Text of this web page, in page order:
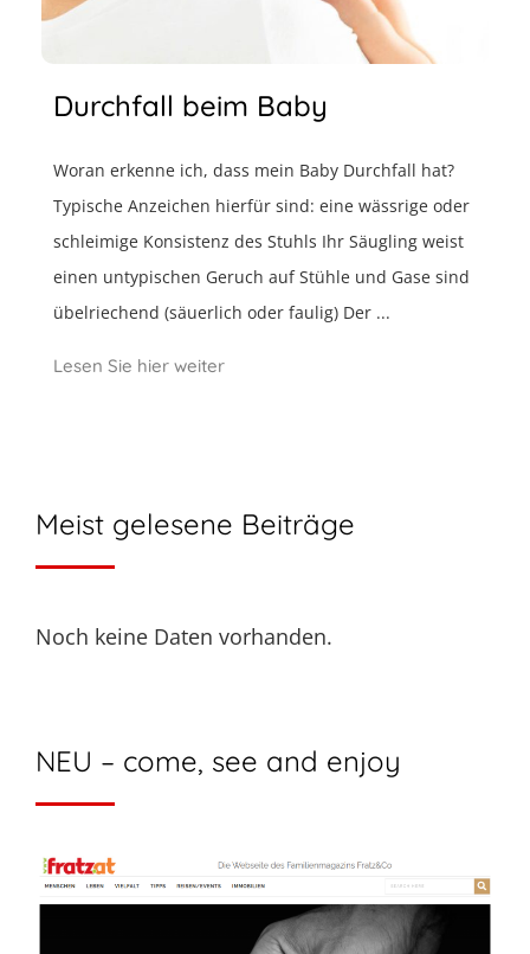
Durchfall beim Baby
Woran erkenne ich, dass mein Baby Durchfall hat?
Typische Anzeichen hierfür sind: eine wässrige oder
schleimige Konsistenz des Stuhls Ihr Säugling weist
einen untypischen Geruch auf Stühle und Gase sind
übelriechend (säuerlich oder faulig) Der ...
Lesen Sie hier weiter
Meist gelesene Beiträge
Noch keine Daten vorhanden.
NEU – come, see and enjoy